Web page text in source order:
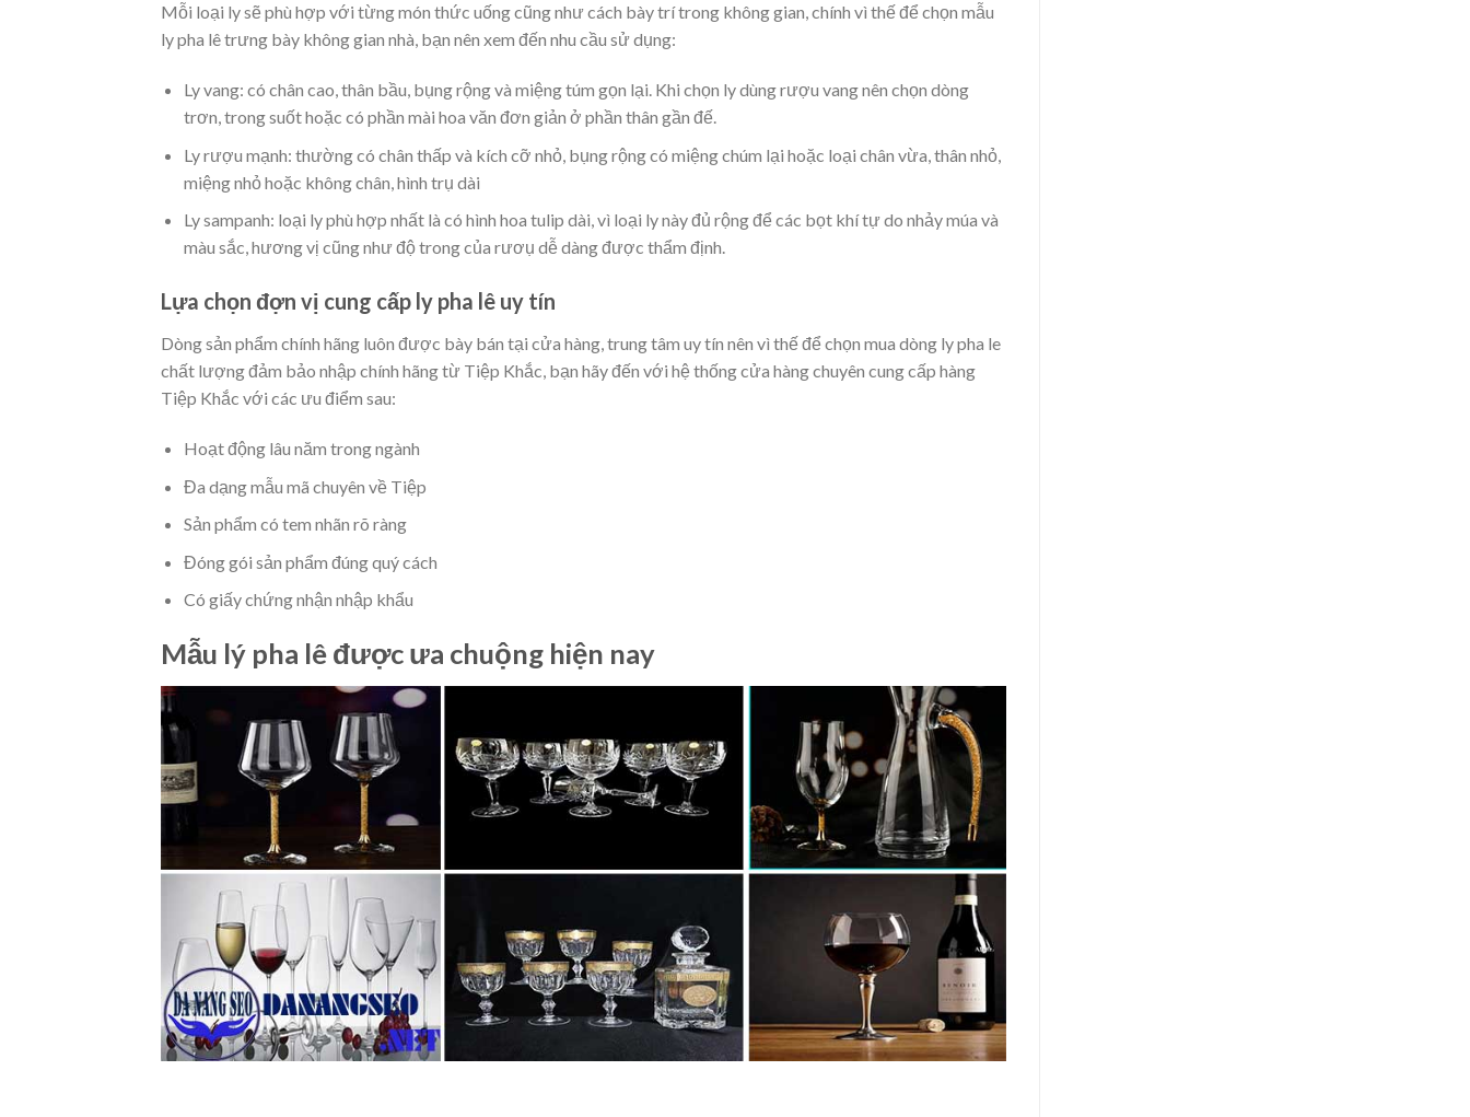
Mỗi loại ly sẽ phù hợp với từng món thức uống cũng như cách bày trí trong không gian, chính vì thế để chọn mẫu
ly pha lê trưng bày không gian nhà, bạn nên xem đến nhu cầu sử dụng:
Ly vang: có chân cao, thân bầu, bụng rộng và miệng túm gọn lại. Khi chọn ly dùng rượu vang nên chọn dòng
trơn, trong suốt hoặc có phần mài hoa văn đơn giản ở phần thân gần đế.
Ly rượu mạnh: thường có chân thấp và kích cỡ nhỏ, bụng rộng có miệng chúm lại hoặc loại chân vừa, thân nhỏ,
miệng nhỏ hoặc không chân, hình trụ dài
Ly sampanh: loại ly phù hợp nhất là có hình hoa tulip dài, vì loại ly này đủ rộng để các bọt khí tự do nhảy múa và
màu sắc, hương vị cũng như độ trong của rươụ dễ dàng được thẩm định.
Lựa chọn đợn vị cung cấp ly pha lê uy tín
Dòng sản phẩm chính hãng luôn được bày bán tại cửa hàng, trung tâm uy tín nên vì thế để chọn mua dòng ly pha le
chất lượng đảm bảo nhập chính hãng từ Tiệp Khắc, bạn hãy đến với hệ thống cửa hàng chuyên cung cấp hàng
Tiệp Khắc với các ưu điểm sau:
Hoạt động lâu năm trong ngành
Đa dạng mẫu mã chuyên về Tiệp
Sản phẩm có tem nhãn rõ ràng
Đóng gói sản phẩm đúng quý cách
Có giấy chứng nhận nhập khẩu
Mẫu lý pha lê được ưa chuộng hiện nay